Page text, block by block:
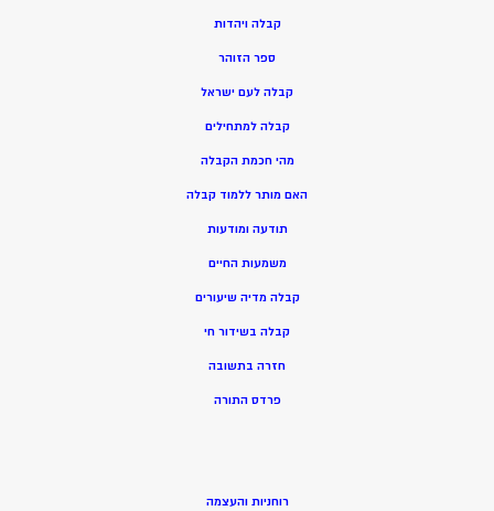
קבלה ויהדות
ספר הזוהר
קבלה לעם ישראל
קבלה למתחילים
מהי חכמת הקבלה
האם מותר ללמוד קבלה
תודעה ומודעות
משמעות החיים
קבלה מדיה שיעורים
קבלה בשידור חי
חזרה בתשובה
פרדס התורה
רוחניות והעצמה